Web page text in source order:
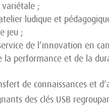
variétale ;
ludique et
jeu ;
de l’innovation en
la performance et de la
de connaissances et
des clés USB